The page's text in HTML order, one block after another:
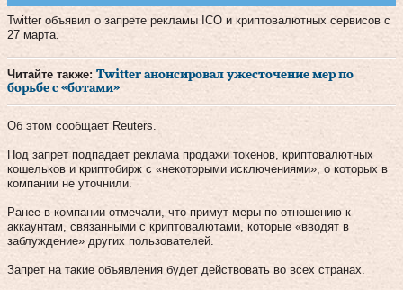
Twitter объявил о запрете рекламы ICO и криптовалютных сервисов с
27 марта.
Читайте также: Twitter анонсировал ужесточение мер по
борьбе с «ботами»
Об этом сообщает Reuters.
Под запрет подпадает реклама продажи токенов, криптовалютных
кошельков и криптобирж с «некоторыми исключениями», о которых в
компании не уточнили.
Ранее в компании отмечали, что примут меры по отношению к
аккаунтам, связанными с криптовалютами, которые «вводят в
заблуждение» других пользователей.
Запрет на такие объявления будет действовать во всех странах.